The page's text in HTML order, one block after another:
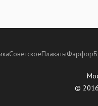
СоветскоеПлакатыФарфор
© 2016